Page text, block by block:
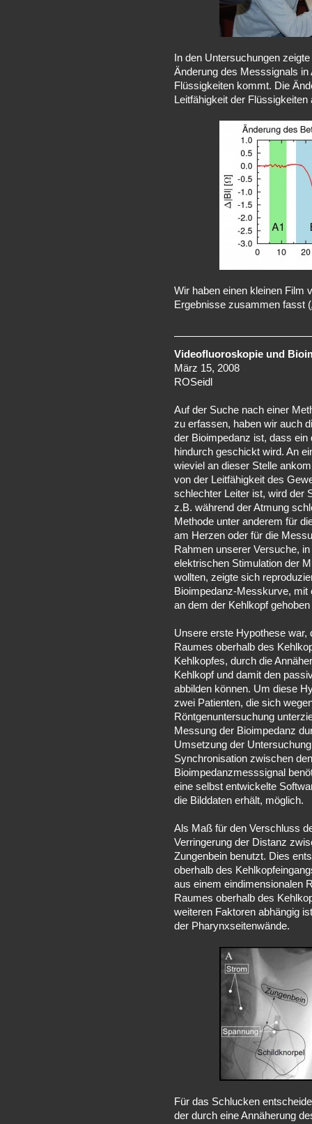
In den Untersuchungen
Änderung des Messsignals
Flüssigkeiten kommt. Die
Leitfähigkeit der Flüssigkeiten
Wir haben einen kleinen Film
Ergebnisse zusammen fasst (
Videofluoroskopie und
März 15, 2008
ROSeidl
Auf der Suche nach einer
zu erfassen, haben wir auch
der Bioimpedanz ist, dass
hindurch geschickt wird. An
wieviel an dieser Stelle
von der Leitfähigkeit des
schlechter Leiter ist, wird der
z.B. während der Atmung
Methode unter anderem für
am Herzen oder für die
Rahmen unserer Versuche,
elektrischen Stimulation der
wollten, zeigte sich
Bioimpedanz-Messkurve,
an dem der Kehlkopf
Unsere erste Hypothese war,
Raumes oberhalb des
Kehlkopfes, durch die
Kehlkopf und damit den
abbilden können. Um diese
zwei Patienten, die sich
Röntgenuntersuchung
Messung der Bioimpedanz
Umsetzung der
Synchronisation zwischen
Bioimpedanzmesssignal
eine selbst entwickelte
die Bilddaten erhält, möglich.
Als Maß für den Verschluss
Verringerung der Distanz
Zungenbein benutzt. Dies
oberhalb des
aus einem eindimensionalen
Raumes oberhalb des
weiteren Faktoren abhängig
der Pharynxseitenwände.
Für das Schlucken
der durch eine Annäherung